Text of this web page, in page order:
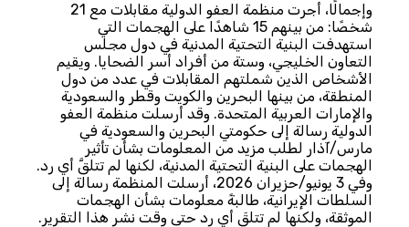
وإجمالًا، أجرت منظمة العفو الدولية مقابلات مع 21
شخصًا: من بينهم 15 شاهدًا على الهجمات التي
استهدفت البنية التحتية المدنية في دول مجلس
التعاون الخليجي، وستة من أفراد أسر الضحايا. ويقيم
الأشخاص الذين شملتهم المقابلات في عدد من دول
المنطقة، من بينها البحرين والكويت وقطر والسعودية
والإمارات العربية المتحدة. وقد أرسلت منظمة العفو
الدولية رسالة إلى حكومتي البحرين والسعودية في
مارس/آذار لطلب مزيد من المعلومات بشأن تأثير
الهجمات على البنية التحتية المدنية، لكنها لم تتلقَّ أي رد.
وفي 3 يونيو/حزيران 2026، أرسلت المنظمة رسالة إلى
السلطات الإيرانية، طالبةً معلومات بشأن الهجمات
الموثقة، ولكنها لم تتلقَ أي رد حتى وقت نشر هذا التقرير.